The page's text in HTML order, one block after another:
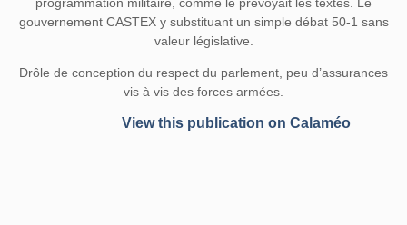
gouvernement CASTEX y substituant un simple débat 50-1 sans
valeur législative.
Drôle de conception du respect du parlement, peu d’assurances
vis à vis des forces armées.
View this publication on Calaméo